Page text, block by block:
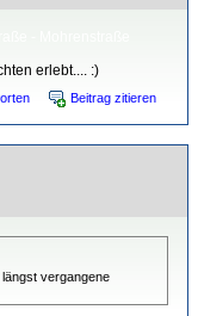
erlebt.... :)
Beitrag zitieren
vergangene